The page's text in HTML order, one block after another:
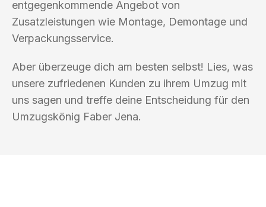
entgegenkommende Angebot von
Zusatzleistungen wie Montage, Demontage und
Verpackungsservice.
Aber überzeuge dich am besten selbst! Lies, was
unsere zufriedenen Kunden zu ihrem Umzug mit
uns sagen und treffe deine Entscheidung für den
Umzugskönig Faber Jena.